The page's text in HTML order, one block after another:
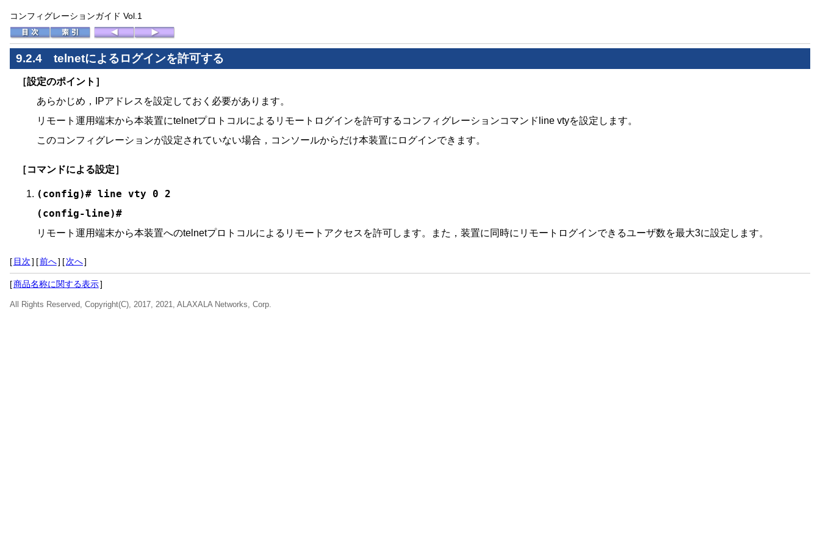
コンフィグレーションガイド Vol.1
9.2.4 telnetによるログインを許可する
［設定のポイント］
あらかじめ，IPアドレスを設定しておく必要があります。
リモート運用端末から本装置にtelnetプロトコルによるリモートログインを許可するコンフィグレーションコマンドline vtyを設定します。
このコンフィグレーションが設定されていない場合，コンソールからだけ本装置にログインできます。
［コマンドによる設定］
(config)# line vty 0 2
(config-line)#
リモート運用端末から本装置へのtelnetプロトコルによるリモートアクセスを許可します。また，装置に同時にリモートログインできるユーザ数を最大3に設定します。
[ 目次] [前へ] [次へ]
[商品名称に関する表示]
All Rights Reserved, Copyright(C), 2017, 2021, ALAXALA Networks, Corp.